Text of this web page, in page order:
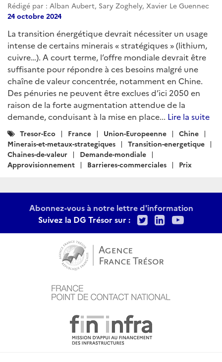
Rédigé par : Alban Aubert, Sary Zoghely, Xavier Le Guennec
24 octobre 2024
La transition énergétique devrait nécessiter un usage
intense de certains minerais « stratégiques » (lithium,
cuivre…). A court terme, l’offre mondiale devrait être
suffisante pour répondre à ces besoins malgré une
chaîne de valeur concentrée, notamment en Chine.
Des pénuries ne peuvent être exclues d’ici 2050 en
raison de la forte augmentation attendue de la
demande, conduisant à la mise en place... Lire la suite
Catégories
:
Tresor-Eco France Union-Europeenne
Chine
Minerais-et-metaux-strategiques
Transition-energetique
Chaines-de-valeur
Demande-mondiale
Approvisionnement
Barrieres-commerciales Prix
Abonnez-vous à notre lettre d'information
Suivez la DG Trésor sur :
TwitterLinkedIn